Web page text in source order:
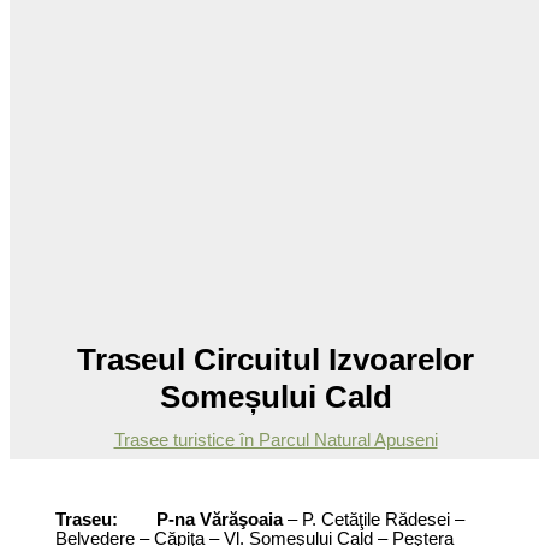
Traseul Circuitul Izvoarelor
Someșului Cald
Trasee turistice în Parcul Natural Apuseni
Traseu: P-na Vărăşoaia– P. Cetăţile Rădesei –